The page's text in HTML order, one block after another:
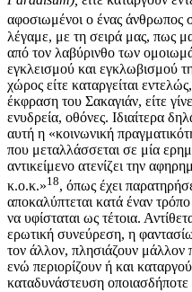
αφοσιωμένοι ο ένας άνθρωπος
λέγαμε, με τη σειρά μας, πως
από τον λαβύρινθο των
εγκλεισμού και εγκλωβισμού
χώρος είτε καταργείται
έκφραση του Σακαγιάν, είτε
ενυδρεία, οθόνες. Ιδιαίτερα
αυτή η «κοινωνική
που μεταλλάσσεται σε μία
αντικείμενο ατενίζει την
κ.ο.κ.»18, όπως έχει
αποκαλύπτεται κατά έναν
να υφίσταται ως τέτοια.
ερωτική συνεύρεση, η
τον άλλον, πλησιάζουν μάλλον
ενώ περιορίζουν ή και
καταδυνάστευση